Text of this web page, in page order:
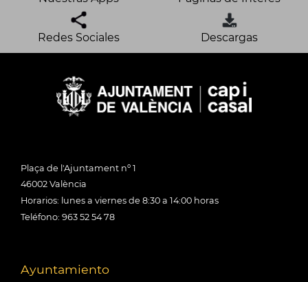
Redes Sociales Descargas
Plaça de l'Ajuntament nº 1
46002 València
Horarios: lunes a viernes de 8:30 a 14:00 horas
Teléfono: 963 52 54 78
Ayuntamiento